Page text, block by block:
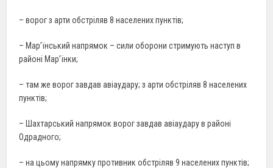
– ворог з арти обстріляв 8 населених пунктів;
– Мар’їнський напрямок – сили оборони стримують наступ в
районі Мар’їнки;
– там же ворог завдав авіаудару; з арти обстріляв 8 населених
пунктів;
– Шахтарський напрямок ворог завдав авіаудару в районі
Одрадного;
– на цьому напрямку противник обстріляв 9 населених пунктів;